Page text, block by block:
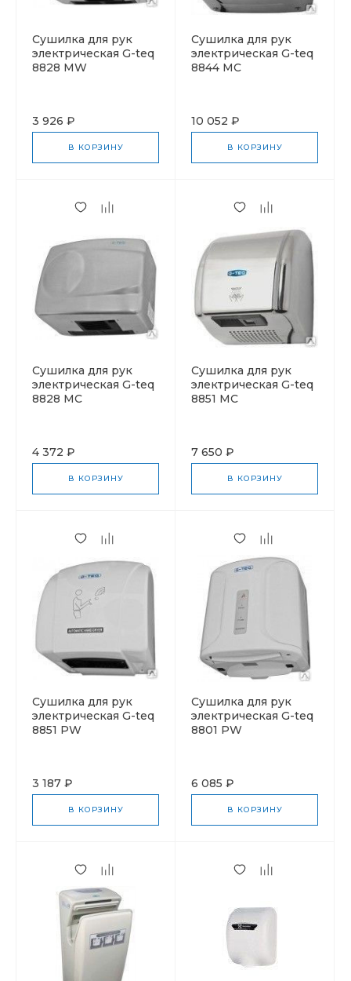
Cушилка для рук
электрическая G-teq
8828 MW
3 926 ₽
В КОРЗИНУ
Cушилка для рук
электрическая G-teq
8844 MC
10 052 ₽
В КОРЗИНУ
Cушилка для рук
электрическая G-teq
8828 MC
4 372 ₽
В КОРЗИНУ
Cушилка для рук
электрическая G-teq
8851 MC
7 650 ₽
В КОРЗИНУ
Cушилка для рук
электрическая G-teq
8851 PW
3 187 ₽
В КОРЗИНУ
Cушилка для рук
электрическая G-teq
8801 PW
6 085 ₽
В КОРЗИНУ